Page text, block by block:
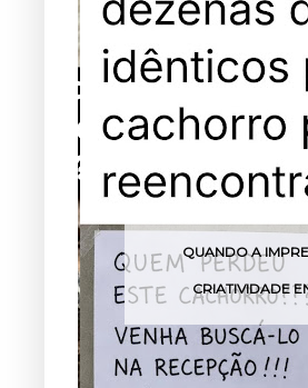
QUANDO A IMPRESSORA FALHA, A
CRIATIVIDADE ENTRA EM AÇÃO.